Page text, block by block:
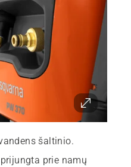
šaltinio.
prie namų